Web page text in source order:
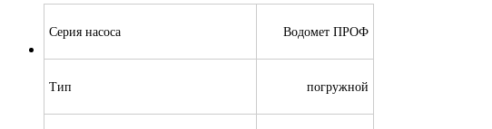
Серия насоса Водомет ПРОФ
Тип погружной